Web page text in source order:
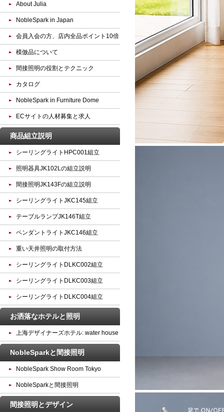
About Julia
NobleSpark in Japan
会員入会の方、店内全品ポイント10倍
模倣品について
間接照明の役割とテクニック
カタログ
NobleSpark in Furniture Dome
ECサイトの人材募集と求人
商品組立説明
シーリングライトHPC001組立
照明器具JK102Lの組立説明
間接照明JK143Fの組立説明
シーリングライトJKC145組立
テーブルランプJK146T組立
ペンダントライトJKC146組立
重い天井照明の取付方法
シーリングライトDLKC002組立
シーリングライトDLKC003組立
シーリングライトDLKC004組立
お洒落なホテルと照明
上海デザイナーズホテル: water house
NobleSparkと間接照明
NobleSpark Show Room Tokyo
NobleSparkと間接照明
間接照明とデザイン